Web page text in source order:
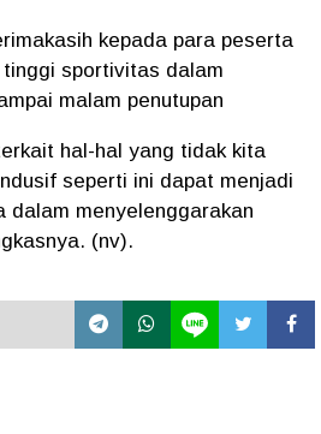
kepada para peserta
sportivitas dalam
malam penutupan
hal-hal yang tidak kita
seperti ini dapat menjadi
dalam menyelenggarakan
(nv).